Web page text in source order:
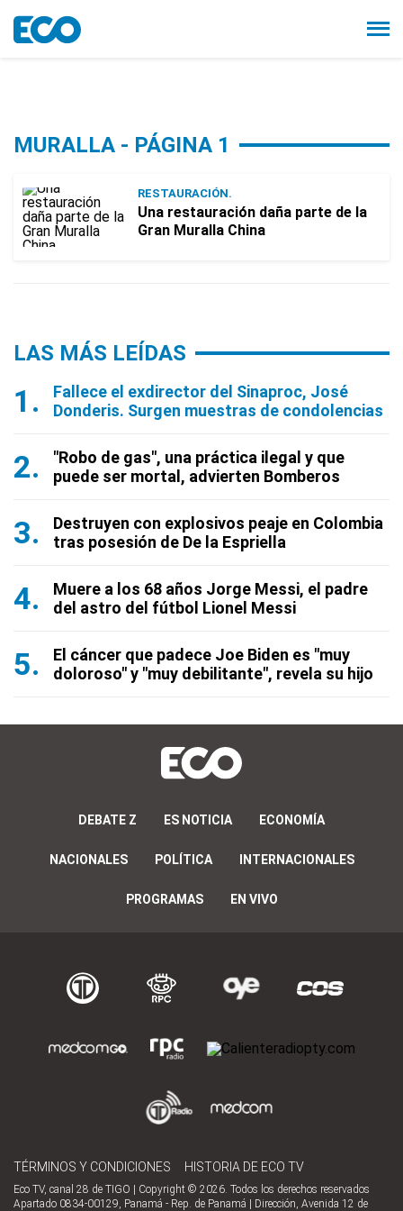
MURALLA - PÁGINA 1
RESTAURACIÓN.
Una restauración daña parte de la
Gran Muralla China
LAS MÁS LEÍDAS
Fallece el exdirector del Sinaproc, José
Donderis. Surgen muestras de condolencias
"Robo de gas", una práctica ilegal y que
puede ser mortal, advierten Bomberos
Destruyen con explosivos peaje en Colombia
tras posesión de De la Espriella
Muere a los 68 años Jorge Messi, el padre
del astro del fútbol Lionel Messi
El cáncer que padece Joe Biden es "muy
doloroso" y "muy debilitante", revela su hijo
DEBATE Z ES NOTICIA ECONOMÍA
NACIONALES POLÍTICA INTERNACIONALES
PROGRAMAS EN VIVO
TÉRMINOS Y CONDICIONES HISTORIA DE ECO TV
Eco TV, canal 28 de TIGO | Copyright © 2026. Todos los derechos reservados
Apartado 0834-00129, Panamá - Rep. de Panamá | Dirección, Avenida 12 de